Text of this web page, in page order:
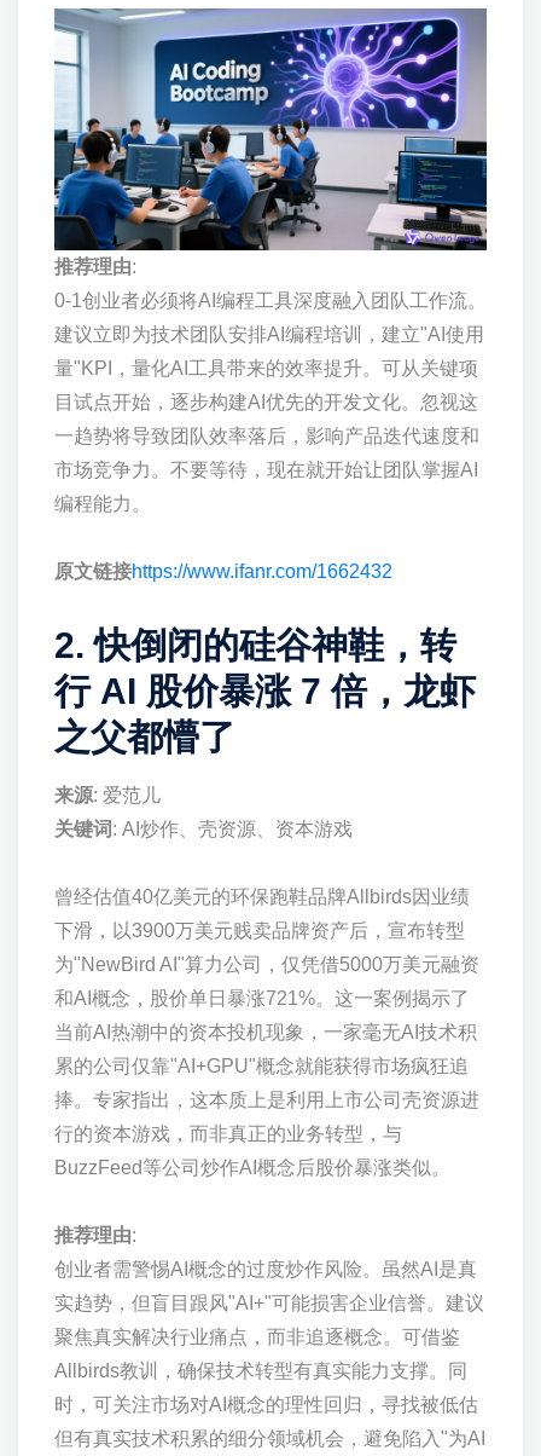
推荐理由:
0-1创业者必须将AI编程工具深度融入团队工作流。
建议立即为技术团队安排AI编程培训，建立"AI使用
量"KPI，量化AI工具带来的效率提升。可从关键项
目试点开始，逐步构建AI优先的开发文化。忽视这
一趋势将导致团队效率落后，影响产品迭代速度和
市场竞争力。不要等待，现在就开始让团队掌握AI
编程能力。
原文链接https://www.ifanr.com/1662432
2. 快倒闭的硅谷神鞋，转
行 AI 股价暴涨 7 倍，龙虾
之父都懵了
来源: 爱范儿
关键词 : AI炒作、壳资源、资本游戏
曾经估值40亿美元的环保跑鞋品牌Allbirds因业绩
下滑，以3900万美元贱卖品牌资产后，宣布转型
为"NewBird AI"算力公司，仅凭借5000万美元融资
和AI概念，股价单日暴涨721%。这一案例揭示了
当前AI热潮中的资本投机现象，一家毫无AI技术积
累的公司仅靠"AI+GPU"概念就能获得市场疯狂追
捧。专家指出，这本质上是利用上市公司壳资源进
行的资本游戏，而非真正的业务转型，与
BuzzFeed等公司炒作AI概念后股价暴涨类似。
推荐理由:
创业者需警惕AI概念的过度炒作风险。虽然AI是真
实趋势，但盲目跟风"AI+"可能损害企业信誉。建议
聚焦真实解决行业痛点，而非追逐概念。可借鉴
Allbirds教训，确保技术转型有真实能力支撑。同
时，可关注市场对AI概念的理性回归，寻找被低估
但有真实技术积累的细分领域机会，避免陷入"为AI